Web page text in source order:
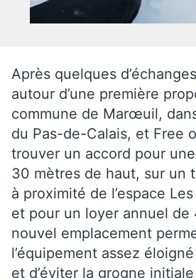
Après quelques
autour d’une première
commune de Marœuil,
du Pas-de-Calais, et Free
trouver un accord pour
30 mètres de haut, sur un
à proximité de l’espace
et pour un loyer annuel de
nouvel emplacement
l’équipement assez
et d’éviter la grogne